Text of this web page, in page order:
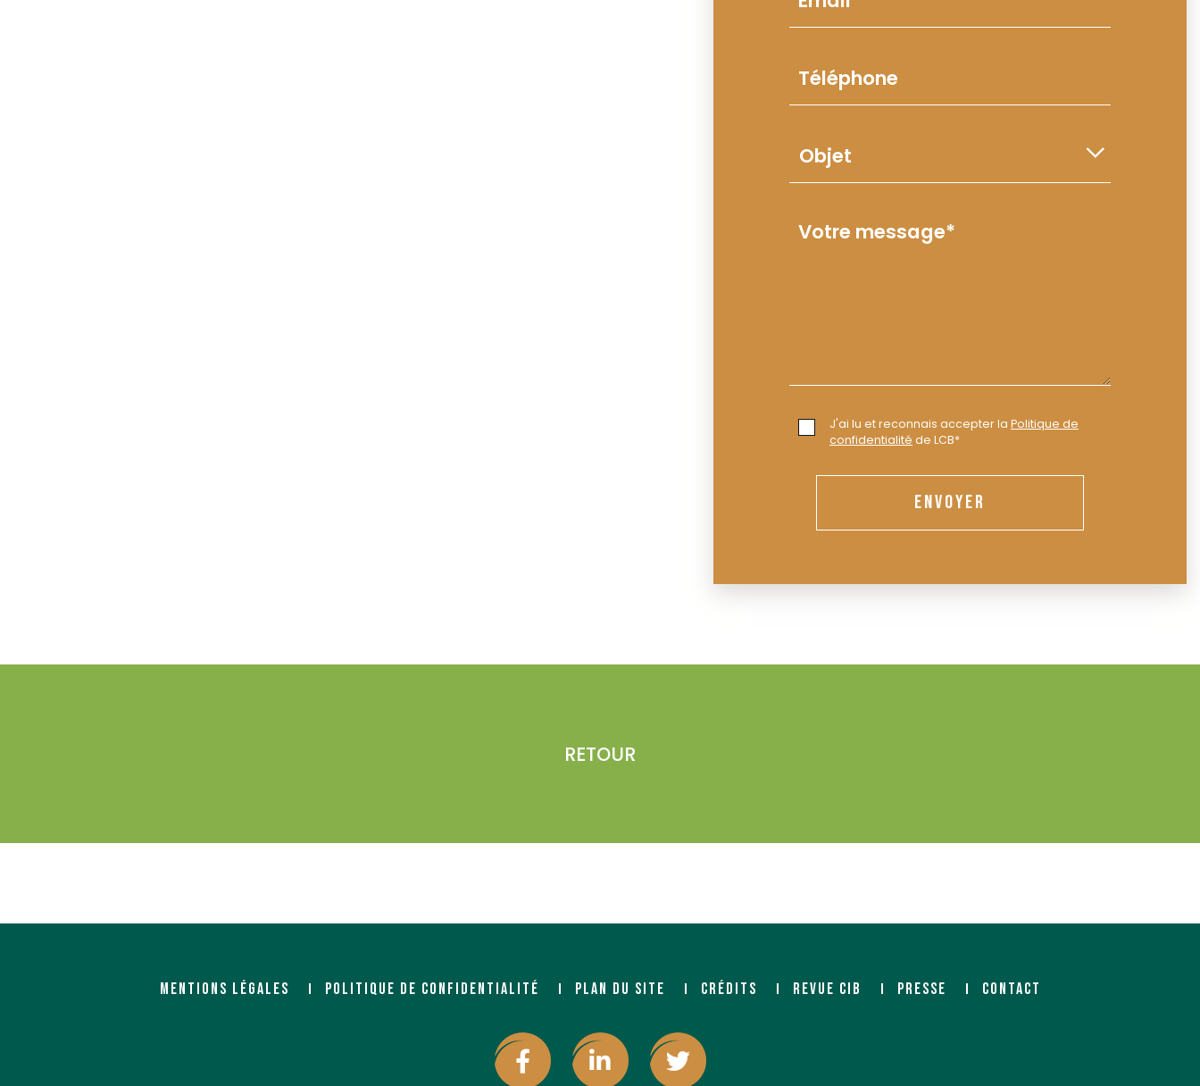
J'ai lu et reconnais accepter la Politique de
confidentialité de LCB*
ENVOYER
RETOUR
MENTIONS LÉGALES POLITIQUE DE CONFIDENTIALITÉ PLAN DU SITE CRÉDITS REVUE CIB PRESSE CONTACT